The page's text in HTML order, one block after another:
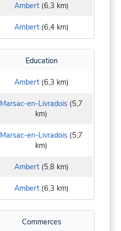
Ambert(6,3 km)
Ambert(6,4 km)
Education
Ambert(6,3 km)
Marsac-en-Livradois (5,7
km)
Marsac-en-Livradois (5,7
km)
Ambert(5,8 km)
Ambert(6,3 km)
Commerces